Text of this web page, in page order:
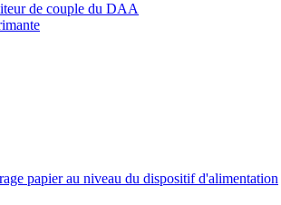
de couple du DAA
papier au niveau du dispositif d'alimentation